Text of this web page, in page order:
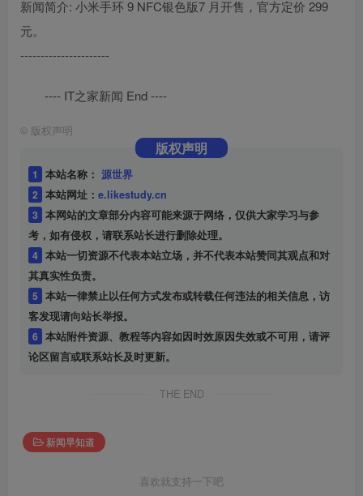
新闻简介: 小米手环 9 NFC银色版7 月开售，官方定价 299
元。
----------------------
---- IT之家新闻 End ----
© 版权声明
版权声明
1 本站名称： 源世界
2 本站网址： e.likestudy.cn
3 本网站的文章部分内容可能来源于网络，仅供大家学习与参
考，如有侵权，请联系站长进行删除处理。
4 本站一切资源不代表本站立场，并不代表本站赞同其观点和对
其真实性负责。
5 本站一律禁止以任何方式发布或转载任何违法的相关信息，访
客发现请向站长举报。
6 本站附件资源、教程等内容如因时效原因失效或不可用，请评
论区留言或联系站长及时更新。
THE END
新闻早知道
喜欢就支持一下吧